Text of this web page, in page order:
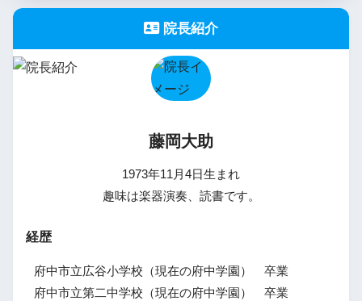
院長紹介
藤岡大助
1973年11月4日生まれ
趣味は楽器演奏、読書です。
経歴
府中市立広谷小学校（現在の府中学園） 卒業
府中市立第二中学校（現在の府中学園） 卒業